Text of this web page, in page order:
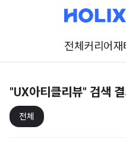
전체 커리어재
"UX아티클리뷰" 검색
전체